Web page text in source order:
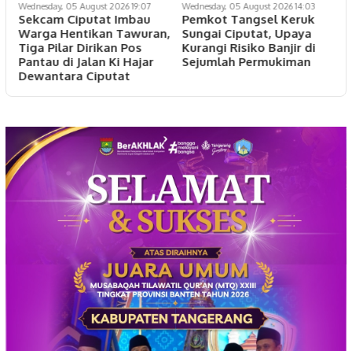
Wednesday, 05 August 2026 19:07
Sekcam Ciputat Imbau
Warga Hentikan Tawuran,
Tiga Pilar Dirikan Pos
Pantau di Jalan Ki Hajar
Dewantara Ciputat
Wednesday, 05 August 2026 14:03
Pemkot Tangsel Keruk
Sungai Ciputat, Upaya
Kurangi Risiko Banjir di
Sejumlah Permukiman